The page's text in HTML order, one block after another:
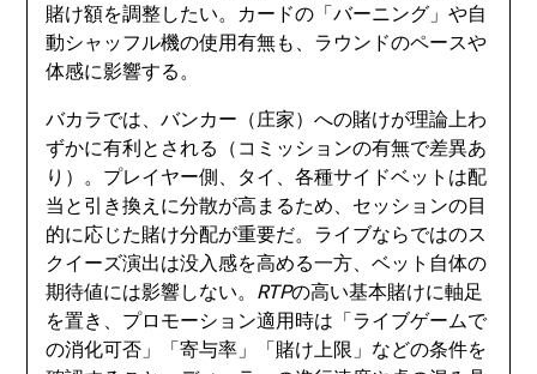
賭け額を調整したい。カードの「バーニング」や自
動シャッフル機の使用有無も、ラウンドのペースや
体感に影響する。
バカラでは、バンカー（庄家）への賭けが理論上わ
ずかに有利とされる（コミッションの有無で差異あ
り）。プレイヤー側、タイ、各種サイドベットは配
当と引き換えに分散が高まるため、セッションの目
的に応じた賭け分配が重要だ。ライブならではのス
クイーズ演出は没入感を高める一方、ベット自体の
期待値には影響しない。 RTPの高い基本賭けに軸足
を置き、プロモーション適用時は「ライブゲームで
の消化可否」「寄与率」「賭け上限」などの条件を